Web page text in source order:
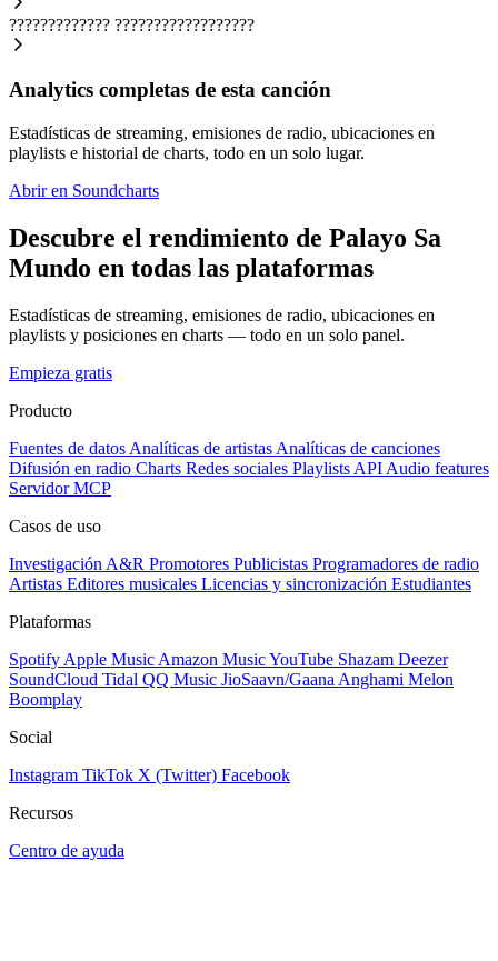
????????????? ??????????????????
Analytics completas de esta canción
Estadísticas de streaming, emisiones de radio, ubicaciones en
playlists e historial de charts, todo en un solo lugar.
Abrir en Soundcharts
Descubre el rendimiento de Palayo Sa
Mundo en todas las plataformas
Estadísticas de streaming, emisiones de radio, ubicaciones en
playlists y posiciones en charts — todo en un solo panel.
Empieza gratis
Producto
Fuentes de datos Analíticas de artistas Analíticas de canciones
Difusión en radio Charts Redes sociales Playlists API Audio features
Servidor MCP
Casos de uso
Investigación A&R Promotores Publicistas Programadores de radio
Artistas Editores musicales Licencias y sincronización Estudiantes
Plataformas
Spotify Apple Music Amazon MusicYouTube Shazam Deezer
SoundCloud Tidal QQ Music JioSaavn/Gaana Anghami Melon
Boomplay
Social
Instagram TikTok X (Twitter) Facebook
Recursos
Centro de ayuda